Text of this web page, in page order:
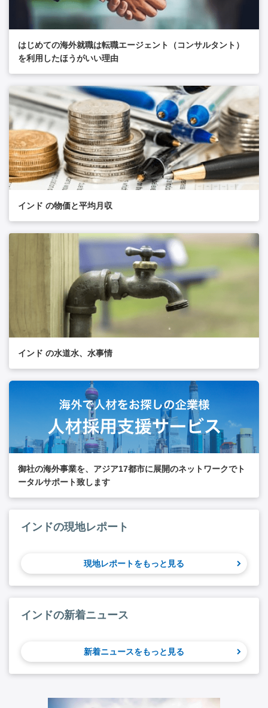
はじめての海外就職は転職エージェント（コンサルタント）
を利用したほうがいい理由
インド の物価と平均月収
インド の水道水、水事情
御社の海外事業を、アジア17都市に展開のネットワークでト
ータルサポート致します
インドの現地レポート
現地レポートをもっと見る
インドの新着ニュース
新着ニュースをもっと見る